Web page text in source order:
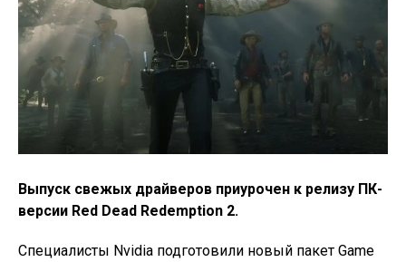
Выпуск свежых драйверов приурочен к релизу ПК-
версии Red Dead Redemption 2.
Специалисты Nvidia подготовили новый пакет Game